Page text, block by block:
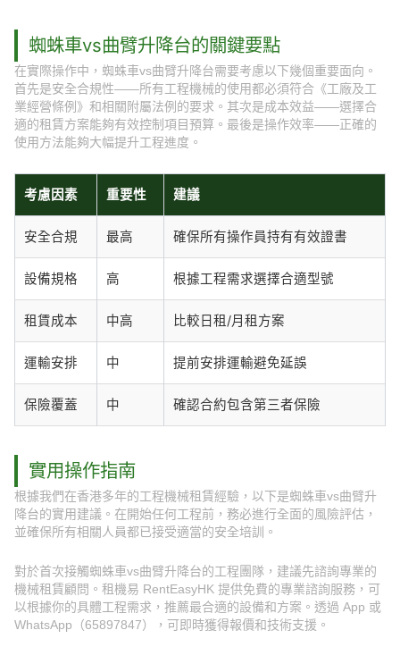
蜘蛛車vs曲臂升降台的關鍵要點
在實際操作中，蜘蛛車vs曲臂升降台需要考慮以下幾個重要面向。
首先是安全合規性——所有工程機械的使用都必須符合《工廠及工
業經營條例》和相關附屬法例的要求。其次是成本效益——選擇合
適的租賃方案能夠有效控制項目預算。最後是操作效率——正確的
使用方法能夠大幅提升工程進度。
考慮因素 重要性 建議
安全合規 最高 確保所有操作員持有有效證書
設備規格 高 根據工程需求選擇合適型號
租賃成本 中高 比較日租/月租方案
運輸安排 中 提前安排運輸避免延誤
保險覆蓋 中 確認合約包含第三者保險
實用操作指南
根據我們在香港多年的工程機械租賃經驗，以下是蜘蛛車vs曲臂升
降台的實用建議。在開始任何工程前，務必進行全面的風險評估，
並確保所有相關人員都已接受適當的安全培訓。
對於首次接觸蜘蛛車vs曲臂升降台的工程團隊，建議先諮詢專業的
機械租賃顧問。租機易 RentEasyHK 提供免費的專業諮詢服務，可
以根據你的具體工程需求，推薦最合適的設備和方案。透過 App 或
WhatsApp（65897847），可即時獲得報價和技術支援。